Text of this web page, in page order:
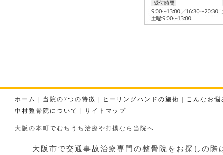
ホーム 当院の7つの特徴 ヒーリングハンドの施術
こんなお悩
中村整骨院について
サイトマップ
大阪の本町でむちうち治療や打撲なら当院へ
大阪市で交通事故治療専門の整骨院をお探しの